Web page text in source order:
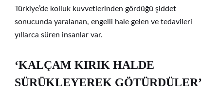
Türkiye’de kolluk kuvvetlerinden gördüğü şiddet
sonucunda yaralanan, engelli hale gelen ve tedavileri
yıllarca süren insanlar var.
‘KALÇAM KIRIK HALDE
SÜRÜKLEYEREK GÖTÜRDÜLER’